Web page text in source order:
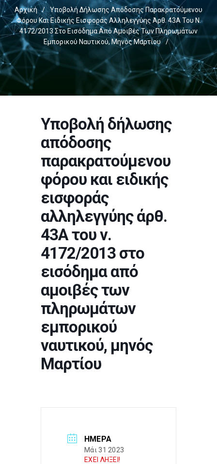
Αρχική /
Υποβολή Δήλωσης Απόδοσης Παρακρατούμενου
Φόρου Και Ειδικής Εισφοράς Αλληλεγγύης Άρθ. 43Α Του Ν.
4172/2013 Στο Εισόδημα Από Αμοιβές Των Πληρωμάτων
Εμπορικού Ναυτικού, Μηνός Μαρτίου
/
Υποβολή δήλωσης
απόδοσης
παρακρατούμενου
φόρου και ειδικής
εισφοράς
αλληλεγγύης άρθ.
43Α του ν.
4172/2013 στο
εισόδημα από
αμοιβές των
πληρωμάτων
εμπορικού
ναυτικού, μηνός
Μαρτίου
ΗΜΈΡΑ
Μάι 31 2023
ΕΧΕΙ ΛΗΞΕΙ!